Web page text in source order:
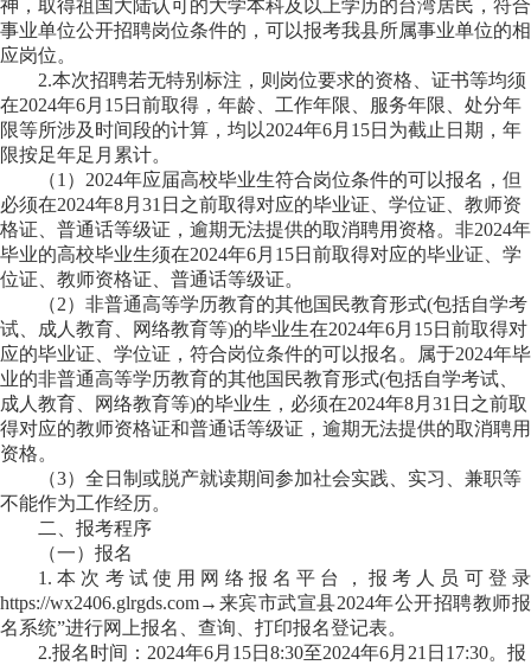
神，取得祖国大陆认可的大学本科及以上学历的台湾居民，符合
事业单位公开招聘岗位条件的，可以报考我县所属事业单位的相
应岗位。
2.本次招聘若无特别标注，则岗位要求的资格、证书等均须
在2024年6月15日前取得，年龄、工作年限、服务年限、处分年
限等所涉及时间段的计算，均以2024年6月15日为截止日期， 年
限按足年足月累计。
（1）2024年应届高校毕业生符合岗位条件的可以报名，但
必须在2024年8月31日之前取得对应的毕业证、学位证、教师资
格证、普通话等级证，逾期无法提供的取消聘用资格。非2024年
毕业的高校毕业生须在2024年6月15日前取得对应的毕业证、学
位证、教师资格证、普通话等级证。
（2）非普通高等学历教育的其他国民教育形式(包括自学考
试、成人教育、网络教育等)的毕业生在2024年6月15日前取得对
应的毕业证、学位证，符合岗位条件的可以报名。属于2024年毕
业的非普通高等学历教育的其他国民教育形式(包括自学考试、
成人教育、网络教育等)的毕业生，必须在2024年8月31日之前取
得对应的教师资格证和普通话等级证，逾期无法提供的取消聘用
资格。
（3） 全日制或脱产就读期间参加社会实践、实习、兼职等
不能作为工作经历。
二、报考程序
（一）报名
1.本次考试使用网络报名平台，报考人员可登录
https://wx2406.glrgds.com→来宾市武宣县2024年公开招聘教师报
名系统”进行网上报名、查询、打印报名登记表。
2.报名时间：2024年6月15日8:30至2024年6月21日17:30。报